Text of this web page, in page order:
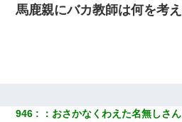
馬鹿親にバカ教師は何を考
946 ： おさかなくわえた名無しさん